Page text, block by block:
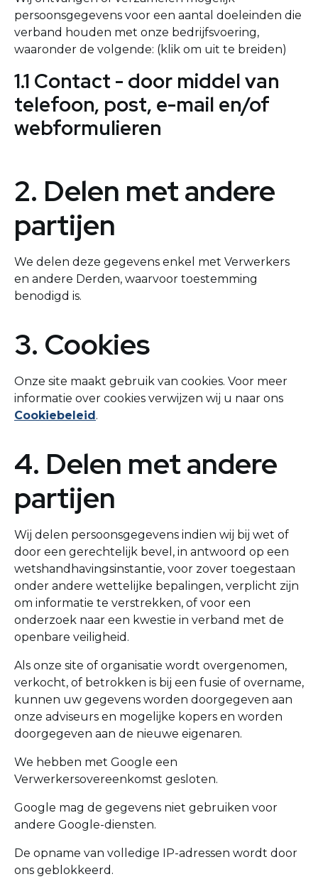
persoonsgegevens voor een aantal doeleinden die
verband houden met onze bedrijfsvoering,
waaronder de volgende: (klik om uit te breiden)
1.1 Contact - door middel van
telefoon, post, e-mail en/of
webformulieren
2. Delen met andere
partijen
We delen deze gegevens enkel met Verwerkers
en andere Derden, waarvoor toestemming
benodigd is.
3. Cookies
Onze site maakt gebruik van cookies. Voor meer
informatie over cookies verwijzen wij u naar ons
Cookiebeleid.
4. Delen met andere
partijen
Wij delen persoonsgegevens indien wij bij wet of
door een gerechtelijk bevel, in antwoord op een
wetshandhavingsinstantie, voor zover toegestaan
onder andere wettelijke bepalingen, verplicht zijn
om informatie te verstrekken, of voor een
onderzoek naar een kwestie in verband met de
openbare veiligheid.
Als onze site of organisatie wordt overgenomen,
verkocht, of betrokken is bij een fusie of overname,
kunnen uw gegevens worden doorgegeven aan
onze adviseurs en mogelijke kopers en worden
doorgegeven aan de nieuwe eigenaren.
We hebben met Google een
Verwerkersovereenkomst gesloten.
Google mag de gegevens niet gebruiken voor
andere Google-diensten.
De opname van volledige IP-adressen wordt door
ons geblokkeerd.